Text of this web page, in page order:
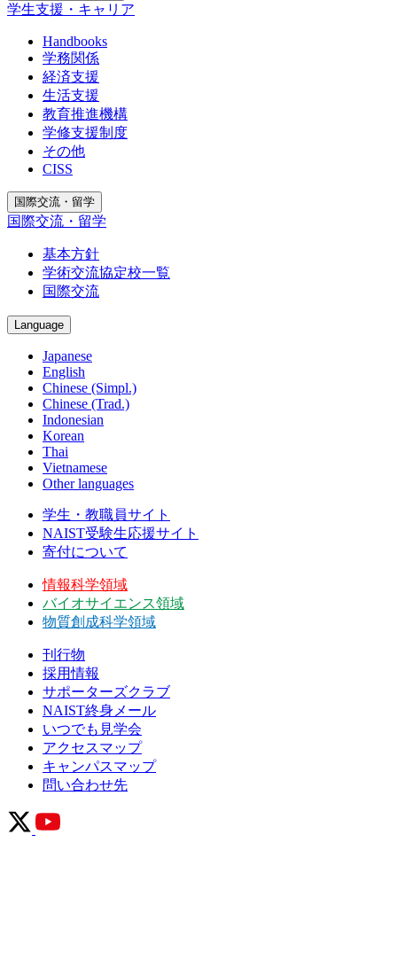
学生支援・キャリア
Handbooks
学務関係
経済支援
生活支援
教育推進機構
学修支援制度
その他
CISS
国際交流・留学
国際交流・留学
基本方針
学術交流協定校一覧
国際交流
Language
Japanese
English
Chinese (Simpl.)
Chinese (Trad.)
Indonesian
Korean
Thai
Vietnamese
Other languages
学生・教職員サイト
NAIST受験生応援サイト
寄付について
情報科学領域
バイオサイエンス領域
物質創成科学領域
刊行物
採用情報
サポーターズクラブ
NAIST終身メール
いつでも見学会
アクセスマップ
キャンパスマップ
問い合わせ先